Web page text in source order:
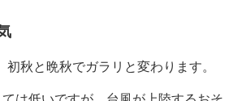
秋と晩秋でガラリと変わります。